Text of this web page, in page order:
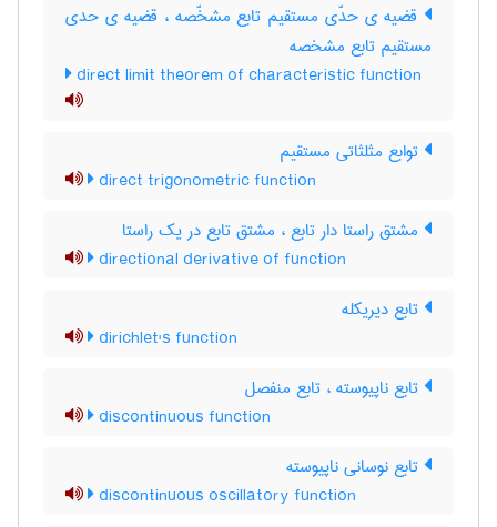
قضیه ی حدّی مستقیم تابع مشخّصه ، قضیه ی حدی
مستقیم تابع مشخصه
direct limit theorem of characteristic function
توابع مثلثاتی مستقیم
direct trigonometric function
مشتق راستا دار تابع ، مشتق تابع در یک راستا
directional derivative of function
تابع دیریکله
dirichlet's function
تابع ناپیوسته ، تابع منفصل
discontinuous function
تابع نوسانی ناپیوسته
discontinuous oscillatory function